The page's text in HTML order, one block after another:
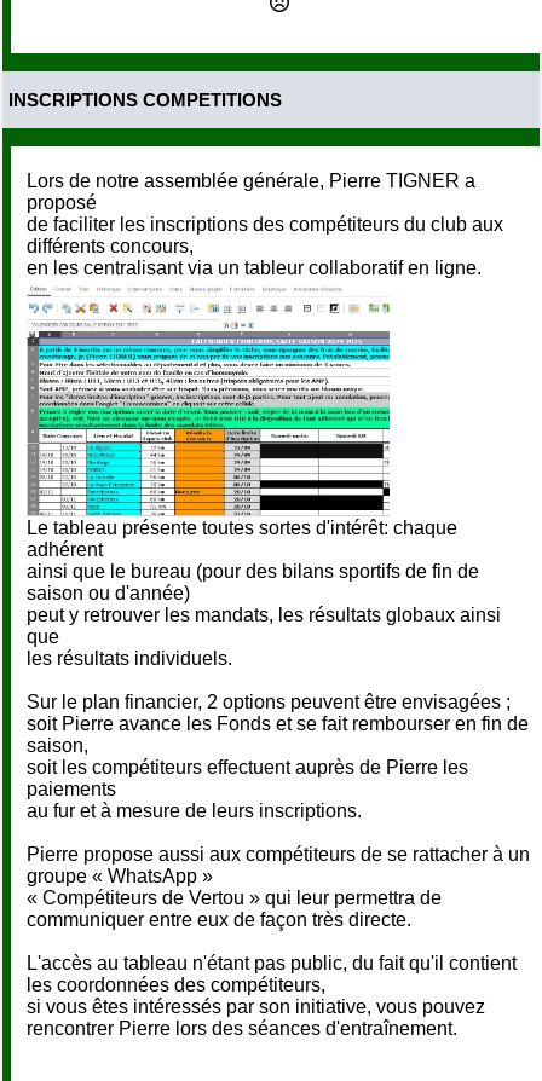
INSCRIPTIONS COMPETITIONS
Lors de notre assemblée générale, Pierre TIGNER a
proposé
de faciliter les inscriptions des compétiteurs du club aux
différents concours,
en les centralisant via un tableur collaboratif en ligne.
Le tableau présente toutes sortes d'intérêt: chaque
adhérent
ainsi que le bureau (pour des bilans sportifs de fin de
saison ou d'année)
peut y retrouver les mandats, les résultats globaux ainsi
que
les résultats individuels.
Sur le plan financier, 2 options peuvent être envisagées ;
soit Pierre avance les Fonds et se fait rembourser en fin de
saison,
soit les compétiteurs effectuent auprès de Pierre les
paiements
au fur et à mesure de leurs inscriptions.
Pierre propose aussi aux compétiteurs de se rattacher à un
groupe « WhatsApp »
« Compétiteurs de Vertou » qui leur permettra de
communiquer entre eux de façon très directe.
L'accès au tableau n'étant pas public, du fait qu'il contient
les coordonnées des compétiteurs,
si vous êtes intéressés par son initiative, vous pouvez
rencontrer Pierre lors des séances d'entraînement.